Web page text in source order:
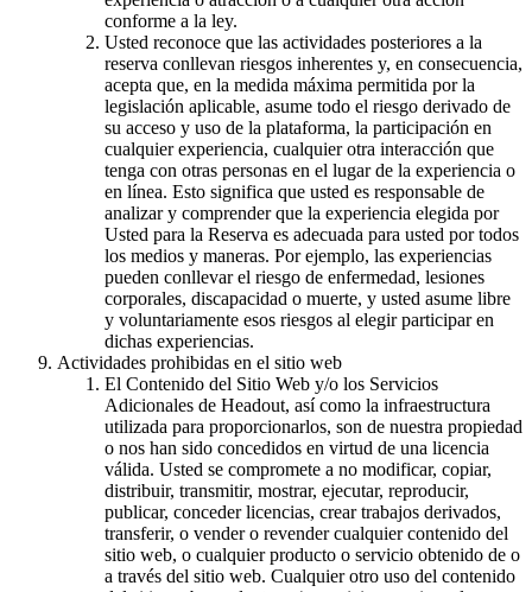
conforme a la ley.
Usted reconoce que las actividades posteriores a la
reserva conllevan riesgos inherentes y, en consecuencia,
acepta que, en la medida máxima permitida por la
legislación aplicable, asume todo el riesgo derivado de
su acceso y uso de la plataforma, la participación en
cualquier experiencia, cualquier otra interacción que
tenga con otras personas en el lugar de la experiencia o
en línea. Esto significa que usted es responsable de
analizar y comprender que la experiencia elegida por
Usted para la Reserva es adecuada para usted por todos
los medios y maneras. Por ejemplo, las experiencias
pueden conllevar el riesgo de enfermedad, lesiones
corporales, discapacidad o muerte, y usted asume libre
y voluntariamente esos riesgos al elegir participar en
dichas experiencias.
Actividades prohibidas en el sitio web
El Contenido del Sitio Web y/o los Servicios
Adicionales de Headout, así como la infraestructura
utilizada para proporcionarlos, son de nuestra propiedad
o nos han sido concedidos en virtud de una licencia
válida. Usted se compromete a no modificar, copiar,
distribuir, transmitir, mostrar, ejecutar, reproducir,
publicar, conceder licencias, crear trabajos derivados,
transferir, o vender o revender cualquier contenido del
sitio web, o cualquier producto o servicio obtenido de o
a través del sitio web. Cualquier otro uso del contenido